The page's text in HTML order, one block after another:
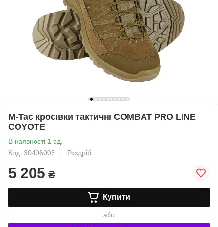
M-Tac кросівки тактичні COMBAT PRO LINE
COYOTE
В наявності 1 од.
Код: 30406005
Роздріб
5 205 ₴
Купити
або